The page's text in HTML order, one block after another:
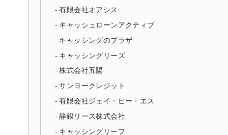
有限会社オアシス
キャッシュローンアクティブ
キャッシングのプラザ
キャッシングリーズ
株式会社五陽
サンヨークレジット
有限会社ジェイ・ピー・エス
静銀リース株式会社
キャッシングリーフ